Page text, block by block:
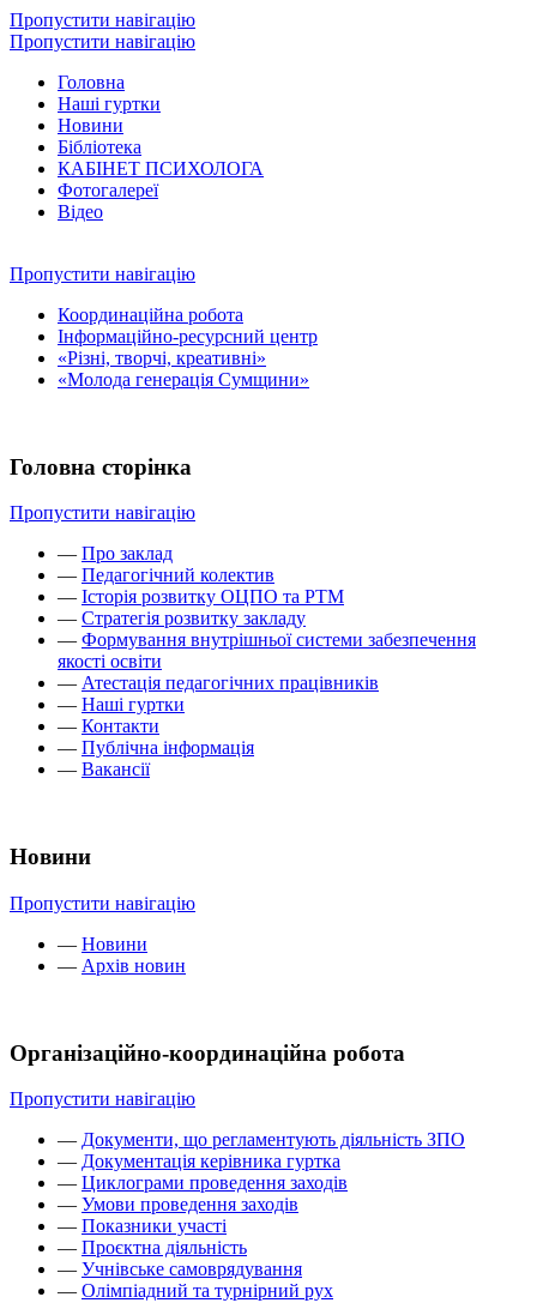
Пропустити навігацію
Пропустити навігацію
Головна
Наші гуртки
Новини
Бібліотека
КАБІНЕТ ПСИХОЛОГА
Фотогалереї
Відео
Пропустити навігацію
Координаційна робота
Інформаційно-ресурсний центр
«Різні, творчі, креативні»
«Молода генерація Сумщини»
Головна сторінка
Пропустити навігацію
— Про заклад
— Педагогічний колектив
— Історія розвитку ОЦПО та РТМ
— Стратегія розвитку закладу
— Формування внутрішньої системи забезпечення
якості освіти
— Атестація педагогічних працівників
— Наші гуртки
— Контакти
— Публічна інформація
— Вакансії
Новини
Пропустити навігацію
— Новини
— Архів новин
Організаційно-координаційна робота
Пропустити навігацію
— Документи, що регламентують діяльність ЗПО
— Документація керівника гуртка
— Циклограми проведення заходів
— Умови проведення заходів
— Показники участі
— Проєктна діяльність
— Учнівське самоврядування
— Олімпіадний та турнірний рух